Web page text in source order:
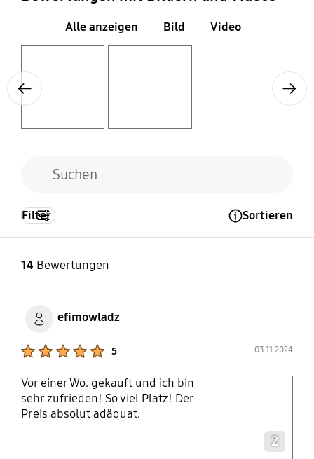
Alle anzeigen Bild Video
14 Bewertungen
Filter Sortieren
efimowladz
5 03.11.2024
Vor einer Wo. gekauft und ich bin
sehr zufrieden! So viel Platz! Der
Preis absolut adäquat.
2